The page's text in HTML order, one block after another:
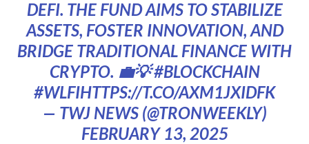
DEFI. THE FUND AIMS TO STABILIZE
ASSETS, FOSTER INNOVATION, AND
BRIDGE TRADITIONAL FINANCE WITH
CRYPTO. 💼💡#BLOCKCHAIN
#WLFIHTTPS://T.CO/AXM1JXIDFK
— TWJ NEWS (@TRONWEEKLY)
FEBRUARY 13, 2025